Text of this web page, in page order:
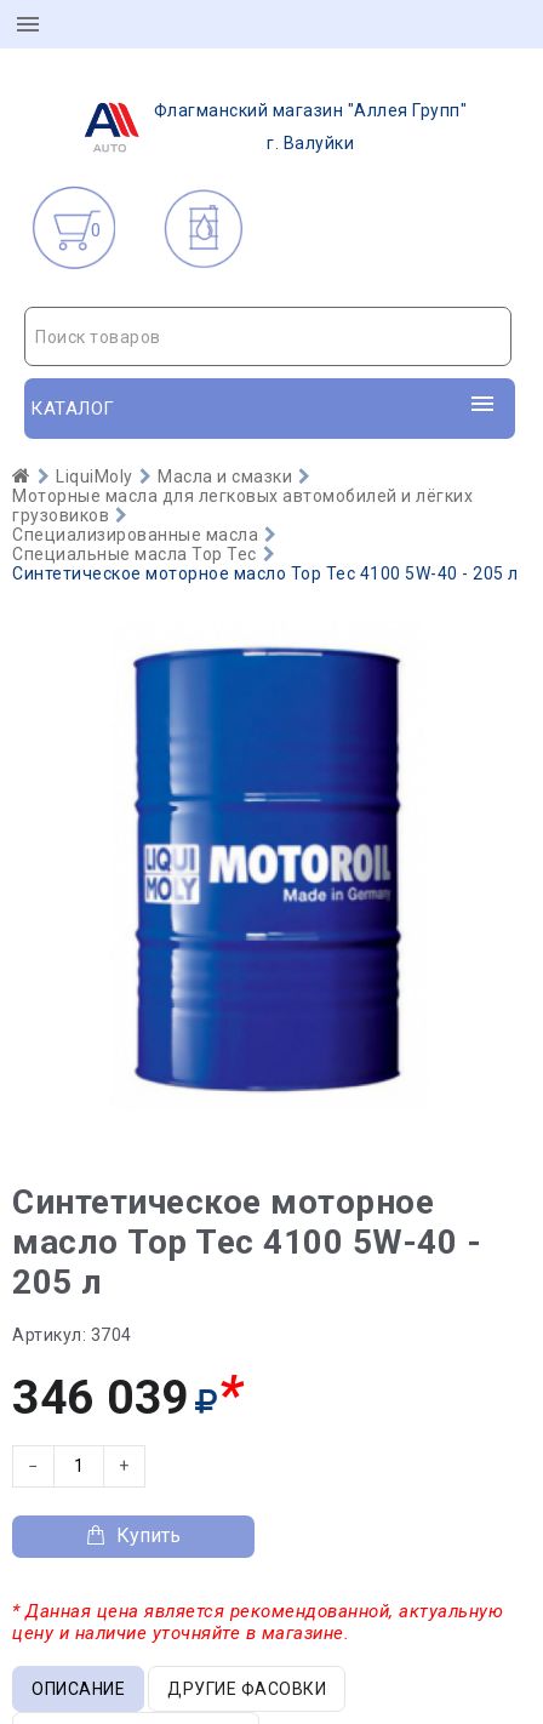
Флагманский магазин "Аллея Групп"
г. Валуйки
0
Поиск товаров
КАТАЛОГ
LiquiMoly
Масла и смазки
Моторные масла для легковых автомобилей и лёгких
грузовиков
Специализированные масла
Специальные масла Top Tec
Синтетическое моторное масло Top Tec 4100 5W-40 - 205 л
Синтетическое моторное
масло Top Tec 4100 5W-40 -
205 л
Артикул: 3704
346 039 *
− +
Купить
* Данная цена является рекомендованной, актуальную
цену и наличие уточняйте в магазине.
ОПИСАНИЕ ДРУГИЕ ФАСОВКИ